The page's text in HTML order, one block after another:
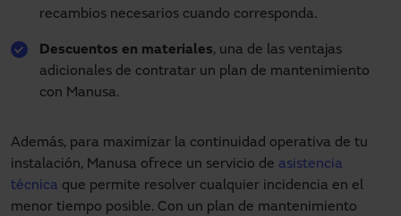
recambios necesarios cuando corresponda.
Descuentos en materiales, una de las ventajas
adicionales de contratar un plan de mantenimiento
con Manusa.
Además, para maximizar la continuidad operativa de tu
instalación, Manusa ofrece un servicio de asistencia
técnica que permite resolver cualquier incidencia en el
menor tiempo posible. Con un plan de mantenimiento